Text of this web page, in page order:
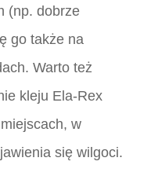
(np. dobrze
go także na
Warto też
kleju Ela-Rex
w
się wilgoci.